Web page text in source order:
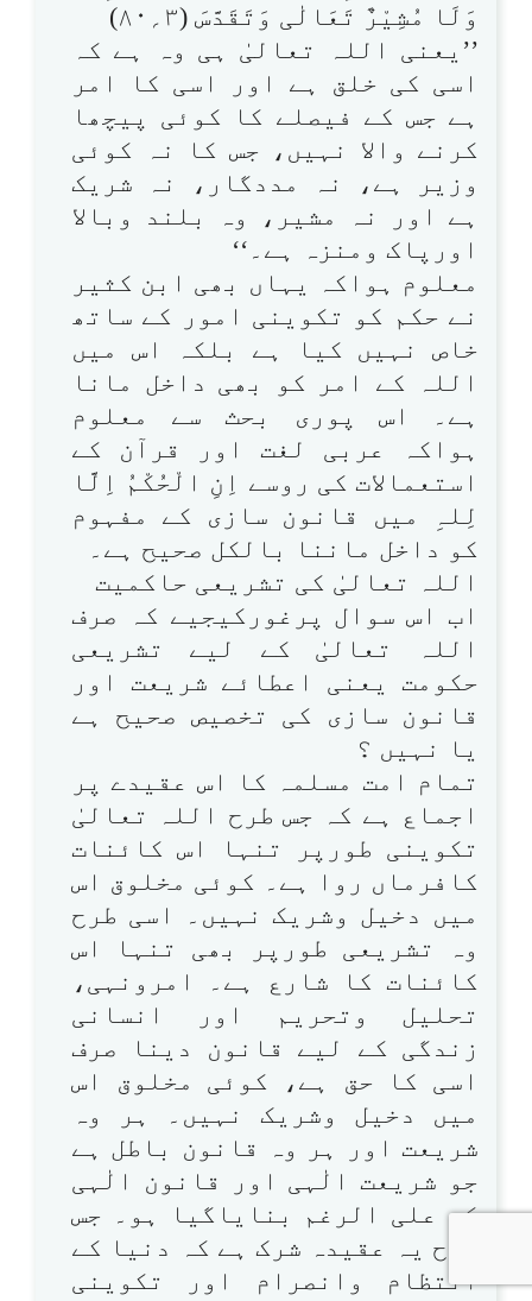
وَلَا مُشِیْرٌ تَعَالٰی وَتَقَدَّسَ (۳؍۸۰)
’’یعنی اللہ تعالیٰ ہی وہ ہے کہ
اسی کی خلق ہے اور اسی کا امر
ہے جس کے فیصلے کا کوئی پیچھا
کرنے والا نہیں، جس کا نہ کوئی
وزیر ہے، نہ مددگار، نہ شریک
ہے اور نہ مشیر، وہ بلند وبالا
اورپاک ومنزہ ہے۔‘‘
معلوم ہواکہ یہاں بھی ابن کثیر
نے حکم کو تکوینی امور کے ساتھ
خاص نہیں کیا ہے بلکہ اس میں
اللہ کے امر کو بھی داخل مانا
ہے۔ اس پوری بحث سے معلوم
ہواکہ عربی لغت اور قرآن کے
استعمالات کی روسے اِنِ الْحُکْمُ اِلَّا
لِلہِ میں قانون سازی کے مفہوم
کو داخل ماننا بالکل صحیح ہے۔
اللہ تعالیٰ کی تشریعی حاکمیت
اب اس سوال پرغورکیجیے کہ صرف
اللہ تعالیٰ کے لیے تشریعی
حکومت یعنی اعطائے شریعت اور
قانون سازی کی تخصیص صحیح ہے
یا نہیں ؟
تمام امت مسلمہ کا اس عقیدے پر
اجماع ہے کہ جس طرح اللہ تعالیٰ
تکوینی طورپر تنہا اس کائنات
کافرماں روا ہے۔ کوئی مخلوق اس
میں دخیل وشریک نہیں۔ اسی طرح
وہ تشریعی طورپر بھی تنہا اس
کائنات کا شارع ہے۔ امرونہی،
تحلیل وتحریم اور انسانی
زندگی کے لیے قانون دینا صرف
اسی کا حق ہے، کوئی مخلوق اس
میں دخیل وشریک نہیں۔ ہر وہ
شریعت اور ہر وہ قانون باطل ہے
جو شریعت الٰہی اور قانون الٰہی
کے علی الرغم بنایاگیا ہو۔ جس
طرح یہ عقیدہ شرک ہے کہ دنیا کے
انتظام وانصرام اور تکوینی